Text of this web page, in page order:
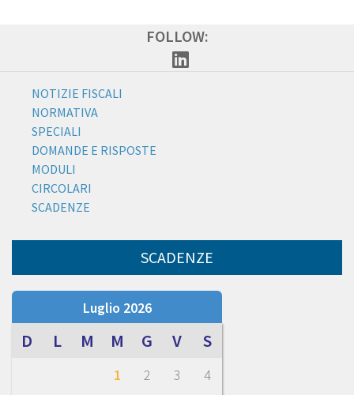
FOLLOW:
NOTIZIE FISCALI
NORMATIVA
SPECIALI
DOMANDE E RISPOSTE
MODULI
CIRCOLARI
SCADENZE
SCADENZE
Luglio 2026
D L M M G V S
1 2 3
4